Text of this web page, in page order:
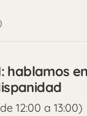
hablamos
12:00 a 13:00)